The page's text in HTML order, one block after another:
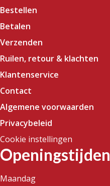
Bestellen
Betalen
Verzenden
Ruilen, retour & klachten
Klantenservice
Contact
Algemene voorwaarden
Privacybeleid
Cookie instellingen
Openingstijden
Maandag